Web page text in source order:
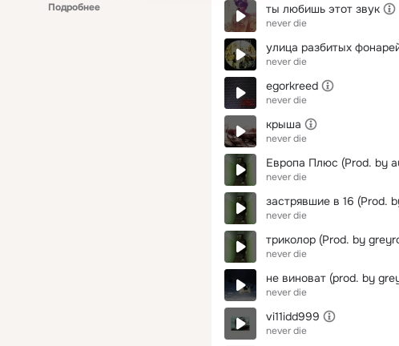
Подробнее
ты любишь этот звук
never die
улица разбитых
never die
egorkreed
never die
крыша
never die
Европа Плюс (Prod. by
never die
застрявшие в 16 (Prod.
never die
триколор (Prod. by
never die
не виноват (prod. by
never die
vi11idd999
never die